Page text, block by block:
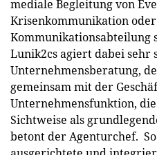
mediale Begleitung von
Krisenkommunikation
Kommunikationsabteilung
Lunik2cs agiert dabei sehr
Unternehmensberatung,
gemeinsam mit der
Unternehmensfunktion,
Sichtweise als
betont der Agenturchef.